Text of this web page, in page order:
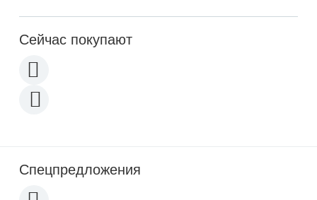
Сейчас покупают
Спецпредложения